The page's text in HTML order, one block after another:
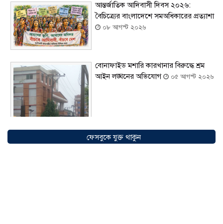
আন্তর্জাতিক আদিবাসী দিবস ২০২৬:
বৈচিত্র্যের বাংলাদেশে সমঅধিকারের প্রত্যাশা
০৮ আগস্ট ২০২৬
বোনাফাইড মশারি কারখানার বিরুদ্ধে শ্রম
আইন লঙ্ঘনের অভিযোগ
০৫ আগস্ট ২০২৬
ফেসবুকে যুক্ত থাকুন